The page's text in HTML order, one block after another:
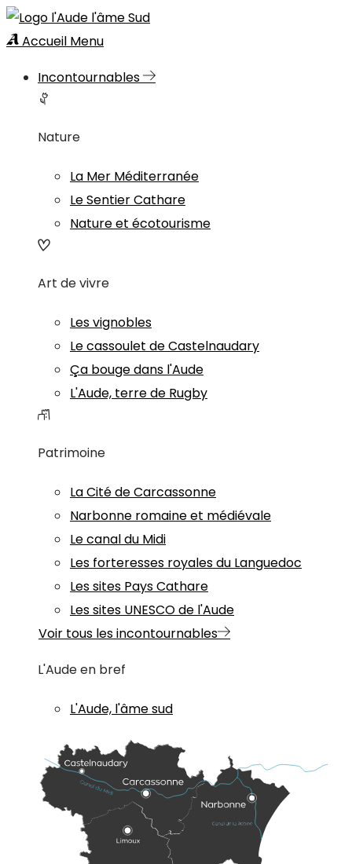
Accueil Menu
Incontournables
Nature
La Mer Méditerranée
Le Sentier Cathare
Nature et écotourisme
Art de vivre
Les vignobles
Le cassoulet de Castelnaudary
Ça bouge dans l'Aude
L'Aude, terre de Rugby
Patrimoine
La Cité de Carcassonne
Narbonne romaine et médiévale
Le canal du Midi
Les forteresses royales du Languedoc
Les sites Pays Cathare
Les sites UNESCO de l'Aude
Voir tous les incontournables
L'Aude en bref
L'Aude, l'âme sud